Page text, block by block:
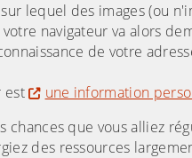
lequel des images (ou
navigateur va alors
de votre
est
une information
chances que vous alliez
des ressources